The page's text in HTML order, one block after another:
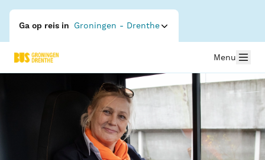
Ga op reis in Groningen - Drenthe
Menu